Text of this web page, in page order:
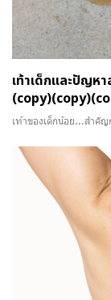
เท้าเด็กและปัญห
เท้าของเด็กน้อย...สำ